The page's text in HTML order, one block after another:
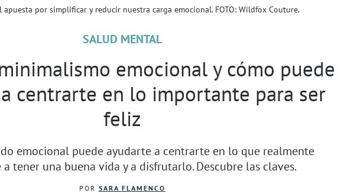
por simplificar y reducir nuestra carga emocional. FOTO: Wildfox Couture.
SALUD MENTAL
emocional y cómo puede
centrarte en lo importante para ser
feliz
emocional puede ayudarte a centrarte en lo que realmente
tener una buena vida y a disfrutarlo. Descubre las claves.
POR SARA FLAMENCO